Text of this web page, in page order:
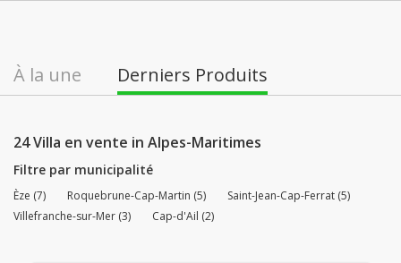
mercredi: 09:00 - 18:00
jeudi: 09:00 - 18:00
À la une Derniers Produits
24 Villa en vente in Alpes-Maritimes
Filtre par municipalité
Èze (7) Roquebrune-Cap-Martin (5)
Saint-Jean-Cap-Ferrat (5)
Villefranche-sur-Mer (3)
Cap-d'Ail (2)